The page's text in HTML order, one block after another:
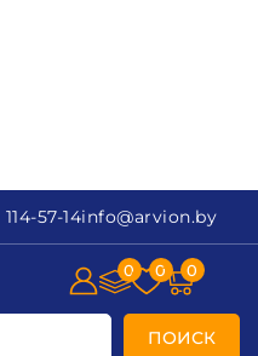
114-57-14info@arvion.by
ПОИСК
0 0 0